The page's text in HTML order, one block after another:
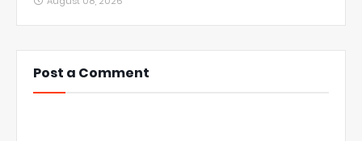
Post a Comment